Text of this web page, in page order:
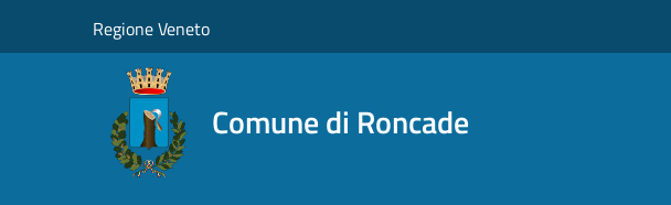
Regione Veneto
Comune di Roncade